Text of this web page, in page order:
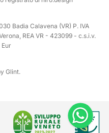
Badia Calavena (VR) P. IVA
REA VR - 423099 - c.s.i.v.
Glint.